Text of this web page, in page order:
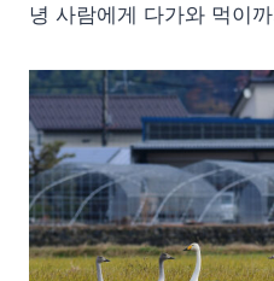
녕 사람에게 다가와 먹이